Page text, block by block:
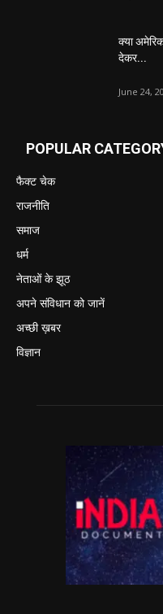
क्या
देकर...
June 24,
POPULAR
फैक्ट चेक
राजनीति
समाज
धर्म
नेताओं के झूठ
अपने संविधान को जानें
अच्छी ख़बर
विज्ञान